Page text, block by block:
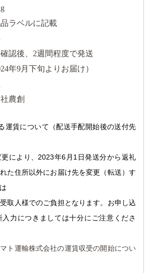
ラベルに記載
認後、2週間程度で発送
旬よりお届け）
農創
運賃について（配送手配開始後の送付先
により、2023年6月1日発送分から返礼
た住所以外にお届け先を変更（転送）す
取人様でのご負担となります。お申し込
力につきましては十分にご注意くださ
ト運輸株式会社の運賃収受の開始につい